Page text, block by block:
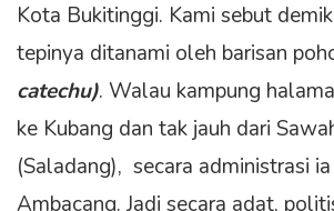
Kota Bukitinggi. Kami sebut
tepinya ditanami oleh barisan
catechu). Walau kampung
ke Kubang dan tak jauh dari
(Saladang), secara administrasi
Ambacang. Jadi secara adat,